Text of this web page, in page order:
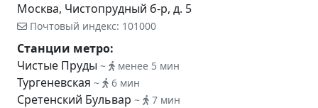
Москва, Чистопрудный б-р, д. 5
Почтовый индекс: 101000
Станции метро:
Чистые Пруды ~ менее 5 мин
Тургеневская ~ 6 мин
Сретенский Бульвар ~ 7 мин